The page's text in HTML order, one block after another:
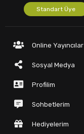
Standart Üye
Online Yayıncılar
Sosyal Medya
Profilim
Sohbetlerim
Hediyelerim